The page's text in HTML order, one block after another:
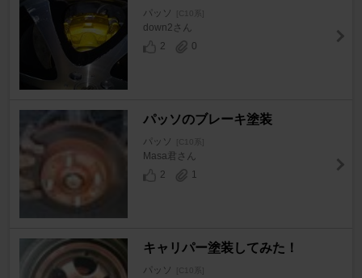
パッソ [C10系]
down2さん
2
0
パッソのブレーキ塗装
パッソ [C10系]
Masa君さん
2
1
キャリパー塗装してみた！
パッソ [C10系]